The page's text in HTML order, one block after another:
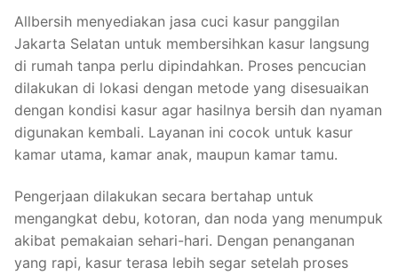
Allbersih menyediakan jasa cuci kasur panggilan
Jakarta Selatan untuk membersihkan kasur langsung
di rumah tanpa perlu dipindahkan. Proses pencucian
dilakukan di lokasi dengan metode yang disesuaikan
dengan kondisi kasur agar hasilnya bersih dan nyaman
digunakan kembali. Layanan ini cocok untuk kasur
kamar utama, kamar anak, maupun kamar tamu.
Pengerjaan dilakukan secara bertahap untuk
mengangkat debu, kotoran, dan noda yang menumpuk
akibat pemakaian sehari-hari. Dengan penanganan
yang rapi, kasur terasa lebih segar setelah proses